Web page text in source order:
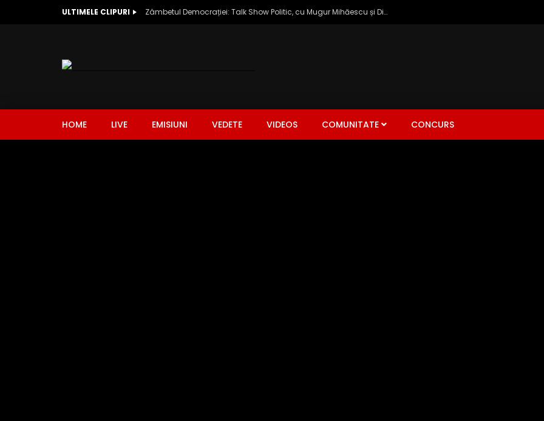
ULTIMELE CLIPURI Zâmbetul Democrației: Talk Show Politic, cu Mugur Mihăescu și Dinu Popescu
HOME LIVE EMISIUNI VEDETE VIDEOS COMUNITATE CONCURS